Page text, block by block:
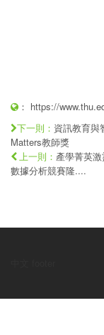
： https://
下一則： 資訊教育與
Matters教師獎
上一則： 產學菁英
數據分析競賽隆....